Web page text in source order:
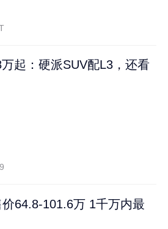
起：硬派SUV配L3，还看
64.8-101.6万 1千万内最